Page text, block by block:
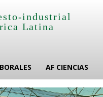
industrial
Latina
AF CIENCIAS